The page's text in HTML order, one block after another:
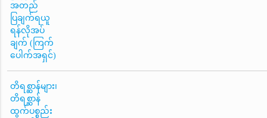
အတည်
ပြချက်ရယူ
ရန်လိုအပ်
ချက် (ကြက်
ပေါက်အရှင်)
တိရစ္ဆာန်များ၊
တိရစ္ဆာန်
ထွက်ပစ္စည်း